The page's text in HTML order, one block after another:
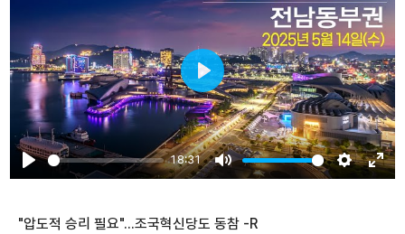
Play
18:31
Mute Settings
Play
"압도적 승리 필요"...조국혁신당도 동참 -R